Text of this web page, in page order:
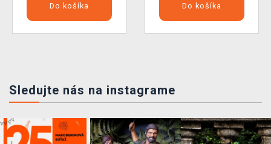
Do košíka Do košíka
Sledujte nás na instagrame